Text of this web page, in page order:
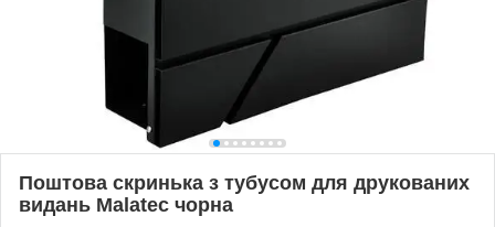
Поштова скринька з тубусом для друкованих
видань Malatec чорна